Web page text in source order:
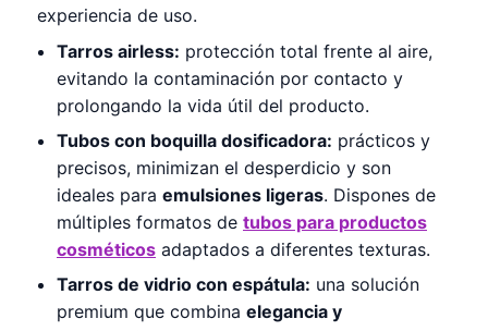
experiencia de uso.
Tarros airless: protección total frente al aire,
evitando la contaminación por contacto y
prolongando la vida útil del producto.
Tubos con boquilla dosificadora: prácticos y
precisos, minimizan el desperdicio y son
ideales para emulsiones ligeras. Dispones de
múltiples formatos de tubos para productos
cosméticos adaptados a diferentes texturas.
Tarros de vidrio con espátula: una solución
premium que combina elegancia y